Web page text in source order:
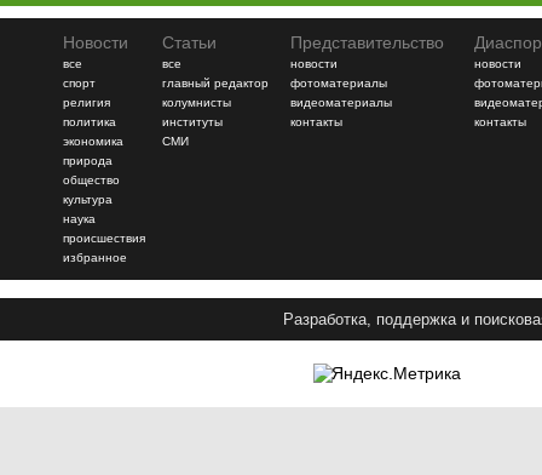
Новости
все
спорт
религия
политика
экономика
природа
общество
культура
наука
происшествия
избранное
Статьи
все
главный редактор
колумнисты
институты
СМИ
Представительство
новости
фотоматериалы
видеоматериалы
контакты
новости
контакты
Разработка, поддержка и